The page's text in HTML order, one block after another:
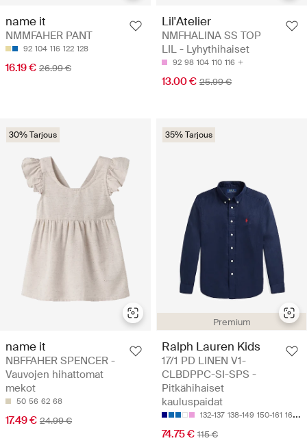
name it
NMMFAHER PANT
92 104 116 122 128
16.19 € 26.99 €
Lil'Atelier
NMFHALINA SS TOP
LIL - Lyhythihaiset
92 98 104 110 116
13.00 € 25.99 €
30% Tarjous
name it
NBFFAHER SPENCER -
Vauvojen hihattomat
mekot
50 56 62 68
17.49 € 24.99 €
Premium
35% Tarjous
Ralph Lauren Kids
17/1 PD LINEN V1-
CLBDPPC-SI-SPS -
Pitkähihaiset
kauluspaidat
132-137 138-149 150-161 163-174
74.75 € 115 €